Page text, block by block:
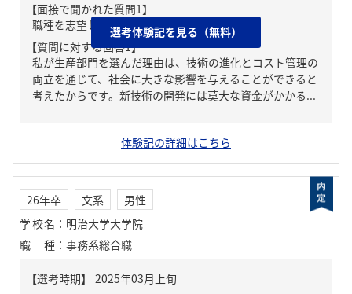
【面接で聞かれた質問1】
職種を志望した理由
【質問に対する回答1】
私が生産部門を選んだ理由は、技術の進化とコスト管理の
両立を通じて、社会に大きな影響を与えることができると
考えたからです。新技術の開発には莫大な資金がかかる...
選考体験記を見る（無料）
体験記の詳細はこちら
26年卒 文系
男性
学校名 ： 明治大学大学院
職種 ： 事務系総合職